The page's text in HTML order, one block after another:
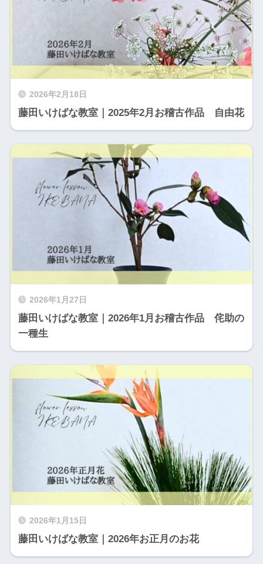
2026年2月18日
藤田いけばな教室｜2025年2月お稽古作品 自由花
2026年1月27日
藤田いけばな教室｜2026年1月お稽古作品 侘助の
一種生
2026年1月15日
藤田いけばな教室｜2026年お正月のお花